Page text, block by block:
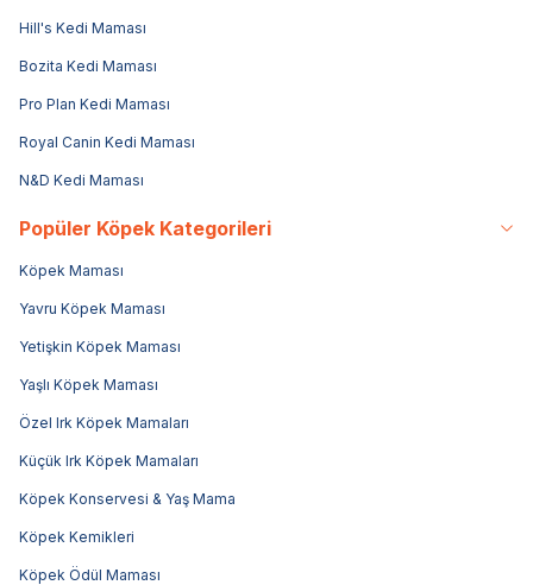
Hill's Kedi Maması
Bozita Kedi Maması
Pro Plan Kedi Maması
Royal Canin Kedi Maması
N&D Kedi Maması
Popüler Köpek Kategorileri
Köpek Maması
Yavru Köpek Maması
Yetişkin Köpek Maması
Yaşlı Köpek Maması
Özel Irk Köpek Mamaları
Küçük Irk Köpek Mamaları
Köpek Konservesi & Yaş Mama
Köpek Kemikleri
Köpek Ödül Maması